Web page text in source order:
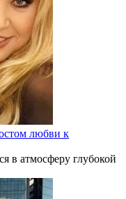
любви к
в атмосферу глубокой